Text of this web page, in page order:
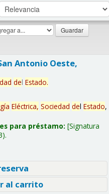
Antonio Oeste,
del Estado.
Eléctrica, Sociedad del Estado,
para préstamo: Signatura
al carrito